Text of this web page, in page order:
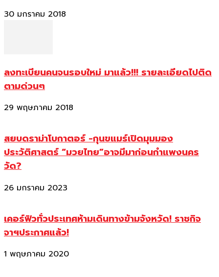
30 มกราคม 2018
ลงทะเบียนคนจนรอบใหม่ มาแล้ว!!! รายละเอียดไปติด
ตามด่วนๆ
29 พฤษภาคม 2018
สยบดราม่าโบกาตอร์ -กุนขแมร์เปิดมุมมอง
ประวัติศาสตร์ “มวยไทย”อาจมีมาก่อนกำแพงนคร
วัด?
26 มกราคม 2023
เคอร์ฟิวทั่วประเทศห้ามเดินทางข้ามจังหวัด! ราชกิจ
จาฯประกาศแล้ว!
1 พฤษภาคม 2020